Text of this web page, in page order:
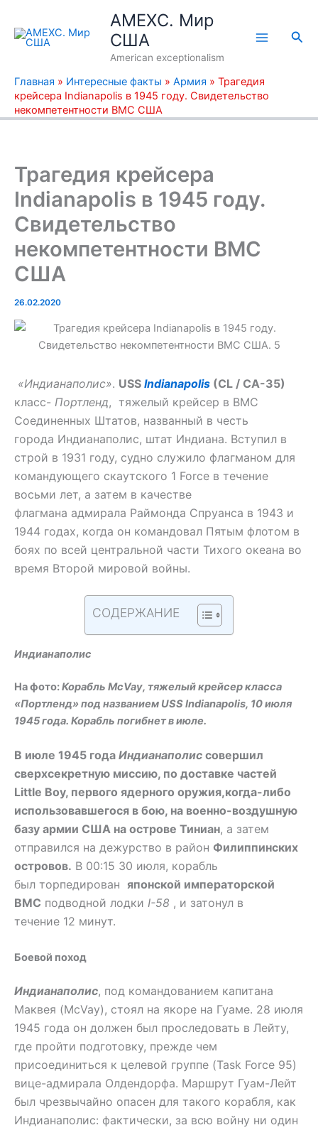
содержимому
AMEXC. Мир
США
American exceptionalism
Главная » Интересные факты » Армия » Трагедия
крейсера Indianapolis в 1945 году. Свидетельство
некомпетентности ВМС США
Трагедия крейсера
Indianapolis в 1945 году.
Свидетельство
некомпетентности ВМС
США
26.02.2020
«Индианаполис». USS Indianapolis (CL / CA-35)
класс- Портленд, тяжелый крейсер в ВМС
Соединенных Штатов, названный в честь
города Индианаполис, штат Индиана. Вступил в
строй в 1931 году, судно служило флагманом для
командующего скаутского 1 Force в течение
восьми лет, а затем в качестве
флагмана адмирала Раймонда Спруанса в 1943 и
1944 годах, когда он командовал Пятым флотом в
боях по всей центральной части Тихого океана во
время Второй мировой войны.
СОДЕРЖАНИЕ
Индианаполис
На фото:Корабль McVay, тяжелый крейсер класса
«Портленд» под названием USS Indianapolis, 10 июля
1945 года. Корабль погибнет в июле.
В июле 1945 года Индианаполис совершил
сверхсекретную миссию, по доставке частей
Little Boy, первого ядерного оружия,когда-либо
использовавшегося в бою, на военно-воздушную
базу армии США на острове Тиниан, а затем
отправился на дежурство в район Филиппинских
островов. В 00:15 30 июля, корабль
был торпедирован японской императорской
ВМС подводной лодки I-58 , и затонул в
течение 12 минут.
Боевой поход
Индианаполис, под командованием капитана
Маквея (McVay), стоял на якоре на Гуаме. 28 июля
1945 года он должен был проследовать в Лейту,
где пройти подготовку, прежде чем
присоединиться к целевой группе (Task Force 95)
вице-адмирала Олдендорфа. Маршрут Гуам-Лейт
был чрезвычайно опасен для такого корабля, как
Индианаполис: фактически, за всю войну ни один